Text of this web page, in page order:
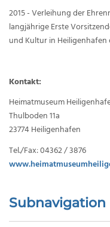
2015 - Verleihung der
langjährige Erste
und Kultur in Heiligenhafen
Kontakt:
Heimatmuseum
Thulboden 11a
23774 Heiligenhafen
Tel./Fax: 04362 / 3876
Subnavigation